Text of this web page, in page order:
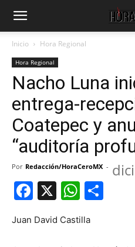
Inicio Hora Regional
Hora Regional
Nacho Luna
entrega-
Coatepec y
“auditoría
Por Redacción/HoraCeroMX -
Facebook
X
Juan David Castilla